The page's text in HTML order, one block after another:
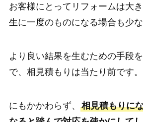
お客様にとってリフォームは大
生に一度のものになる場合も少な
より良い結果を生むための手段
で、相見積もりは当たり前です。
にもかかわらず、 相見積もりに